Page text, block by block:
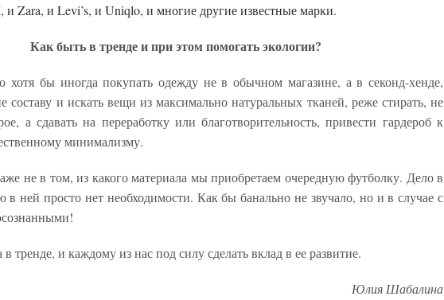
Zara, и Levi’s, и Uniqlo, и многие другие известные марки.
Как быть в тренде и при этом помогать экологии?
хотя бы иногда покупать одежду не в обычном магазине, а в секонд-хенде,
составу и искать вещи из максимально натуральных тканей, реже стирать, не
а сдавать на переработку или благотворительность, привести гардероб к
минимализму.
не в том, из какого материала мы приобретаем очередную футболку. Дело в
в ней просто нет необходимости. Как бы банально не звучало, но и в случае с
в тренде, и каждому из нас под силу сделать вклад в ее развитие.
Юлия Шабалина